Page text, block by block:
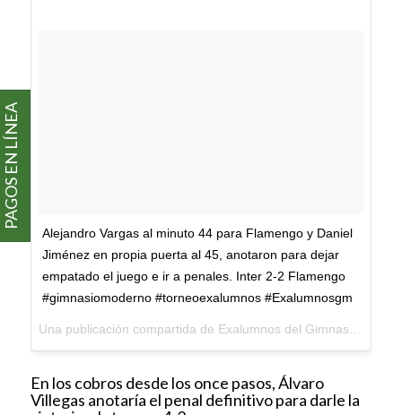
Alejandro Vargas al minuto 44 para Flamengo y Daniel
Jiménez en propia puerta al 45, anotaron para dejar
empatado el juego e ir a penales. Inter 2-2 Flamengo
#gimnasiomoderno #torneoexalumnos #Exalumnosgm
En los cobros desde los once pasos, Álvaro
Villegas anotaría el penal definitivo para darle la
PAGOS EN LÍNEA